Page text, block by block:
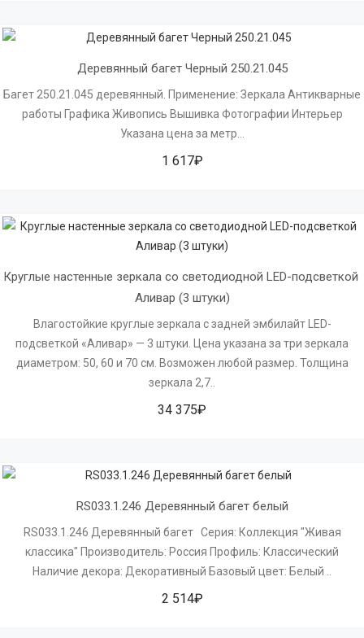
Деревянный багет Черный 250.21.045
Багет 250.21.045 деревянный. Применение: Зеркала Антикварные
работы Графика Живопись Вышивка Фотографии Интерьер
Указана цена за метр...
1 617₽
Круглые настенные зеркала со светодиодной LED-подсветкой
Аливар (3 штуки)
Влагостойкие круглые зеркала с задней эмбилайт LED-
подсветкой «Аливар» — 3 штуки. Цена указана за три зеркала
диаметром: 50, 60 и 70 см. Возможен любой размер. Толщина
зеркала 2,7..
34 375₽
RS033.1.246 Деревянный багет белый
RS033.1.246 Деревянный багет Серия: Коллекция "Живая
классика" Производитель: Россия Профиль: Классический
Наличие декора: Декоративный Базовый цвет: Белый ..
2 514₽